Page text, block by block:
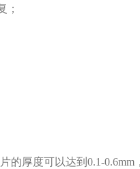
；
厚度可以达到0.1-0.6mm